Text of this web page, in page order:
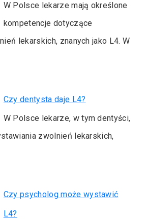
W Polsce lekarze mają określone
kompetencje dotyczące
lekarskich, znanych jako L4. W
Czy dentysta daje L4?
W Polsce lekarze, w tym dentyści,
zwolnień lekarskich,
Czy psycholog może wystawić
L4?